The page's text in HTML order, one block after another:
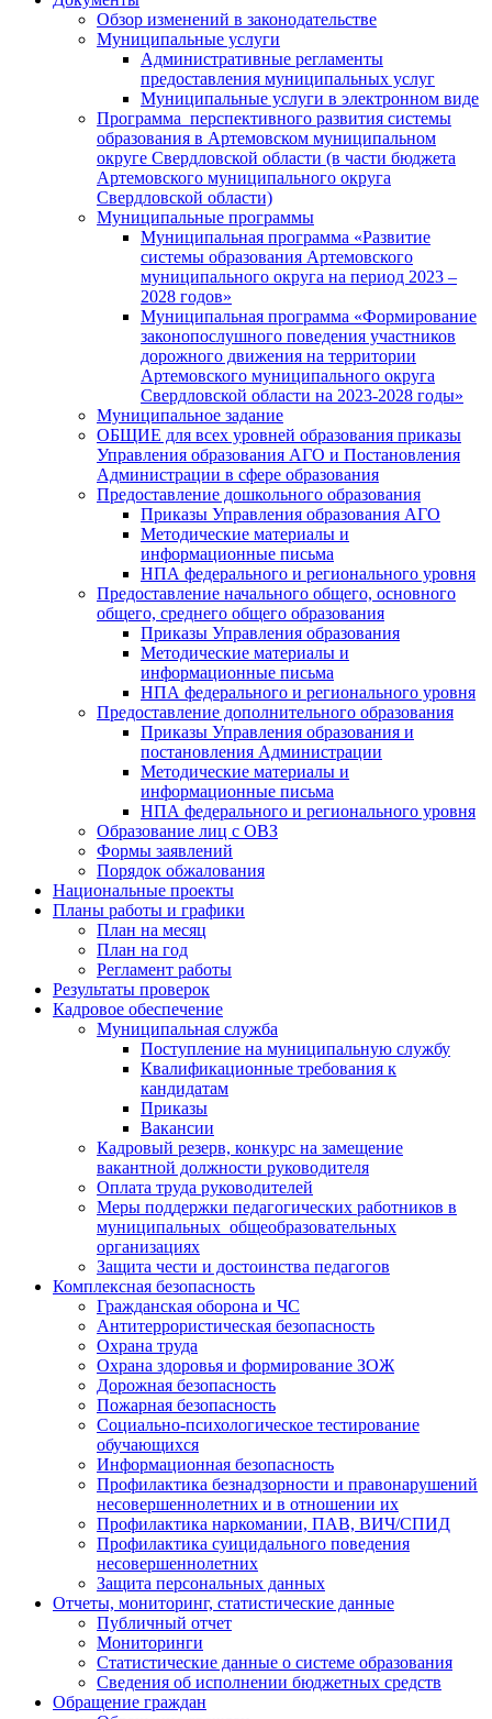
Обзор изменений в законодательстве
Муниципальные услуги
Административные регламенты
предоставления муниципальных услуг
Муниципальные услуги в электронном виде
Программа перспективного развития системы
образования в Артемовском муниципальном
округе Свердловской области (в части бюджета
Артемовского муниципального округа
Свердловской области)
Муниципальные программы
Муниципальная программа «Развитие
системы образования Артемовского
муниципального округа на период 2023 –
2028 годов»
Муниципальная программа «Формирование
законопослушного поведения участников
дорожного движения на территории
Артемовского муниципального округа
Свердловской области на 2023-2028 годы»
Муниципальное задание
ОБЩИЕ для всех уровней образования приказы
Управления образования АГО и Постановления
Администрации в сфере образования
Предоставление дошкольного образования
Приказы Управления образования АГО
Методические материалы и
информационные письма
НПА федерального и регионального уровня
Предоставление начального общего, основного
общего, среднего общего образования
Приказы Управления образования
Методические материалы и
информационные письма
НПА федерального и регионального уровня
Предоставление дополнительного образования
Приказы Управления образования и
постановления Администрации
Методические материалы и
информационные письма
НПА федерального и регионального уровня
Образование лиц с ОВЗ
Формы заявлений
Порядок обжалования
Национальные проекты
Планы работы и графики
План на месяц
План на год
Регламент работы
Результаты проверок
Кадровое обеспечение
Муниципальная служба
Поступление на муниципальную службу
Квалификационные требования к
кандидатам
Приказы
Вакансии
Кадровый резерв, конкурс на замещение
вакантной должности руководителя
Оплата труда руководителей
Меры поддержки педагогических работников в
муниципальных общеобразовательных
организациях
Защита чести и достоинства педагогов
Комплексная безопасность
Гражданская оборона и ЧС
Антитеррористическая безопасность
Охрана труда
Охрана здоровья и формирование ЗОЖ
Дорожная безопасность
Пожарная безопасность
Социально-психологическое тестирование
обучающихся
Информационная безопасность
Профилактика безнадзорности и правонарушений
несовершеннолетних и в отношении их
Профилактика наркомании, ПАВ, ВИЧ/СПИД
Профилактика суицидального поведения
несовершеннолетних
Защита персональных данных
Отчеты, мониторинг, статистические данные
Публичный отчет
Мониторинги
Статистические данные о системе образования
Сведения об исполнении бюджетных средств
Обращение граждан